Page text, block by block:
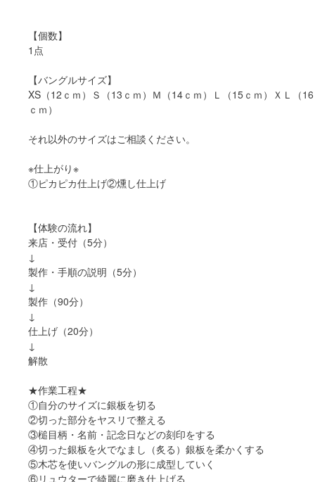
【個数】
1点
【バングルサイズ】
XS（12ｃｍ）Ｓ（13ｃｍ）Ｍ（14ｃｍ）Ｌ（15ｃｍ）ＸＬ（16
ｃｍ）
それ以外のサイズはご相談ください。
※仕上がり※
①ピカピカ仕上げ②燻し仕上げ
【体験の流れ】
来店・受付（5分）
↓
製作・手順の説明（5分）
↓
製作（90分）
↓
仕上げ（20分）
↓
解散
★作業工程★
①自分のサイズに銀板を切る
②切った部分をヤスリで整える
③槌目柄・名前・記念日などの刻印をする
④切った銀板を火でなまし（炙る）銀板を柔かくする
⑤木芯を使いバングルの形に成型していく
⑥リュウターで綺麗に磨き仕上げる